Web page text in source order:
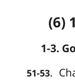
(6)
1-3.
51-53.